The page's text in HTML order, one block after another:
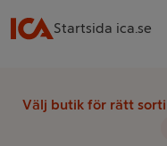
Startsida ica.se
Välj butik för rätt